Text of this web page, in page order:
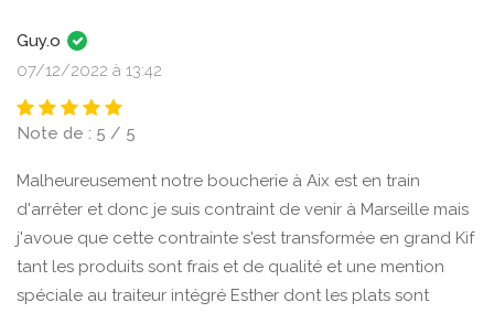
Guy.o
07/12/2022 à 13:42
Note de : 5 / 5
Malheureusement notre boucherie à Aix est en train
d'arrêter et donc je suis contraint de venir à Marseille mais
j'avoue que cette contrainte s'est transformée en grand Kif
tant les produits sont frais et de qualité et une mention
spéciale au traiteur intégré Esther dont les plats sont